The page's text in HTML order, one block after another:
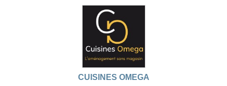
CUISINES OMEGA